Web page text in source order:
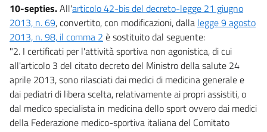
10-septies.All'articolo 42-bis del decreto-legge 21 giugno
2013, n. 69, convertito, con modificazioni, dalla legge 9 agosto
2013, n. 98, il comma 2 è sostituito dal seguente:
"2. I certificati per l'attività sportiva non agonistica, di cui
all'articolo 3 del citato decreto del Ministro della salute 24
aprile 2013, sono rilasciati dai medici di medicina generale e
dai pediatri di libera scelta, relativamente ai propri assistiti, o
dal medico specialista in medicina dello sport ovvero dai medici
della Federazione medico-sportiva italiana del Comitato